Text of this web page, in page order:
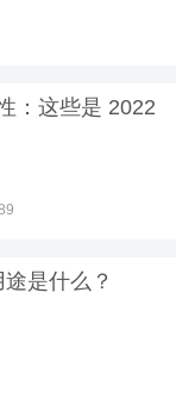
：这些是 2022
是什么？